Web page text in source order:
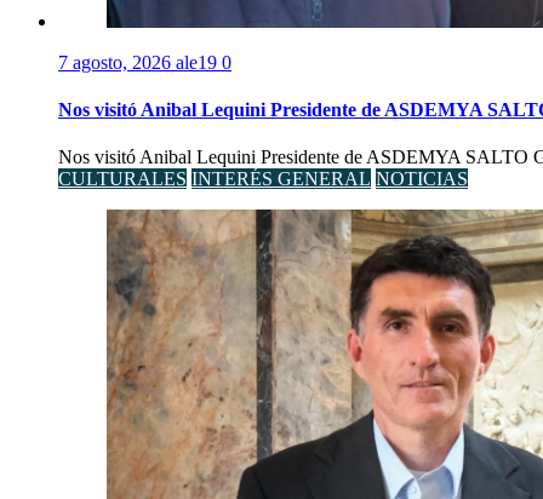
7 agosto, 2026 ale19 0
Nos visitó Anibal Lequini Presidente de ASDEMYA
Nos visitó Anibal Lequini Presidente de ASDEMYA SALTO
CULTURALES INTERÉS GENERAL NOTICIAS